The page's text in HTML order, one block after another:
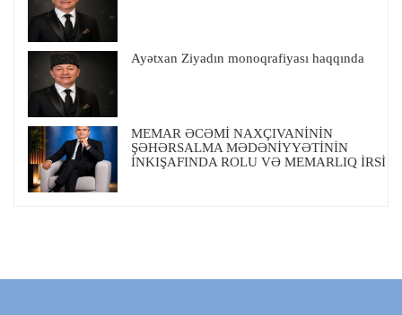
Ayətxan Ziyadın monoqrafiyası haqqında
MEMAR ƏCƏMİ NAXÇIVANİNİN
ŞƏHƏRSALMA MƏDƏNİYYƏTİNİN
İNKIŞAFINDA ROLU VƏ MEMARLIQ İRSİ